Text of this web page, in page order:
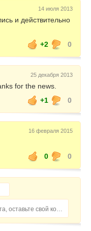
14 июля 2013
и действительно
+2
0
25 декабря 2013
for the news.
+1
0
16 февраля 2015
0
0
Домохозяйка, пожалуйста, оставьте свой комментарий...